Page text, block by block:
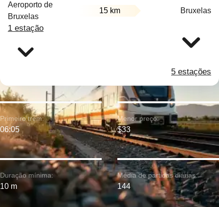
Aeroporto de
Bruxelas
15 km Bruxelas
1 estação
5 estações
Duração mínima:
10 m
Primeiro trem:
06:05
Menor preço:
$33
Média de partidas diárias:
144